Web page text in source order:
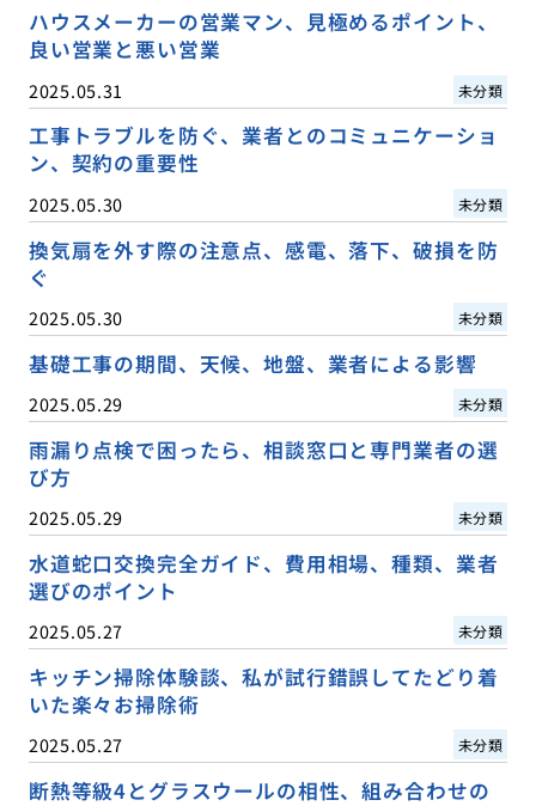
ハウスメーカーの営業マン、見極めるポイント、
良い営業と悪い営業
2025.05.31 未分類
工事トラブルを防ぐ、業者とのコミュニケーショ
ン、契約の重要性
2025.05.30 未分類
換気扇を外す際の注意点、感電、落下、破損を防
ぐ
2025.05.30 未分類
基礎工事の期間、天候、地盤、業者による影響
2025.05.29 未分類
雨漏り点検で困ったら、相談窓口と専門業者の選
び方
2025.05.29 未分類
水道蛇口交換完全ガイド、費用相場、種類、業者
選びのポイント
2025.05.27 未分類
キッチン掃除体験談、私が試行錯誤してたどり着
いた楽々お掃除術
2025.05.27 未分類
断熱等級4とグラスウールの相性、組み合わせの